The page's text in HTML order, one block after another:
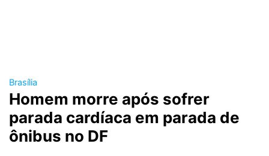
Brasília
Homem morre após sofrer
parada cardíaca em parada de
ônibus no DF